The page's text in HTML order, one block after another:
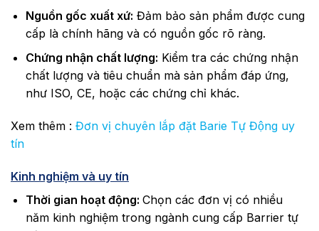
Nguồn gốc xuất xứ: Đảm bảo sản phẩm được cung
cấp là chính hãng và có nguồn gốc rõ ràng.
Chứng nhận chất lượng: Kiểm tra các chứng nhận
chất lượng và tiêu chuẩn mà sản phẩm đáp ứng,
như ISO, CE, hoặc các chứng chỉ khác.
Xem thêm : Đơn vị chuyên lắp đặt Barie Tự Động uy
tín
Kinh nghiệm và uy tín
Thời gian hoạt động: Chọn các đơn vị có nhiều
năm kinh nghiệm trong ngành cung cấp Barrier tự